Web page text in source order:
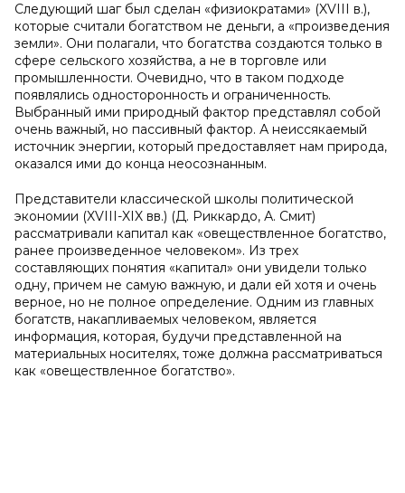
Следующий шаг был сделан «физиократами» (XVIII в.),
которые считали богатством не деньги, а «произведения
земли». Они полагали, что богатства создаются только в
сфере сельского хозяйства, а не в торговле или
промышленности. Очевидно, что в таком подходе
появлялись односторонность и ограниченность.
Выбранный ими природный фактор представлял собой
очень важный, но пассивный фактор. А неиссякаемый
источник энергии, который предоставляет нам природа,
оказался ими до конца неосознанным.
Представители классической школы политической
экономии (XVIII-XIX вв.) (Д. Риккардо, А. Смит)
рассматривали капитал как «овеществленное богатство,
ранее произведенное человеком». Из трех
составляющих понятия «капитал» они увидели только
одну, причем не самую важную, и дали ей хотя и очень
верное, но не полное определение. Одним из главных
богатств, накапливаемых человеком, является
информация, которая, будучи представленной на
материальных носителях, тоже должна рассматриваться
как «овеществленное богатство».